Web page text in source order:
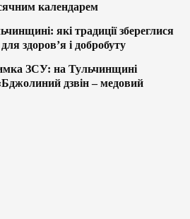
календарем
які традиції збереглися
здоров’я і добробуту
ЗСУ: на Тульчинщині
дзвін – медовий